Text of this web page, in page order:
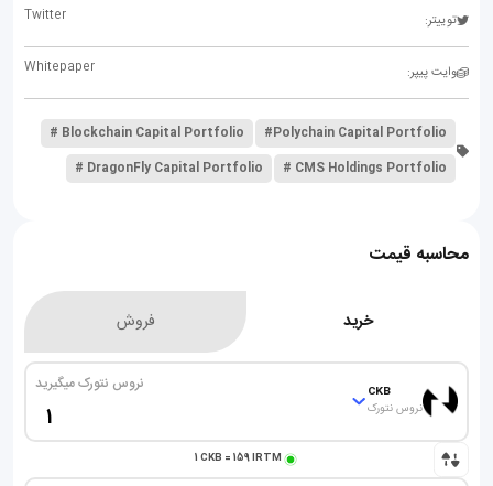
توییتر: Twitter
وایت پیپر: Whitepaper
#Polychain Capital Portfolio
# Blockchain Capital Portfolio
# CMS Holdings Portfolio
# DragonFly Capital Portfolio
محاسبه قیمت
خرید فروش
CKB
نروس نتورک
نروس نتورک میگیرید
1 CKB = 159IRTM